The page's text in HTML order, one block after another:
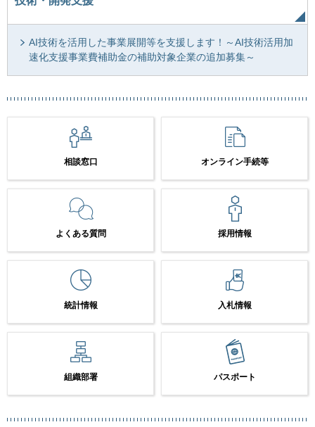
AI技術を活用した事業展開等を支援します！～AI技術活用加
速化支援事業費補助金の補助対象企業の追加募集～
相談窓口 オンライン手続等
よくある質問 採用情報
統計情報 入札情報
組織部署 パスポート